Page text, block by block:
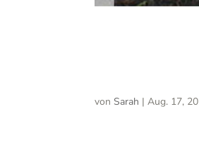
von Sarah |Aug. 17,